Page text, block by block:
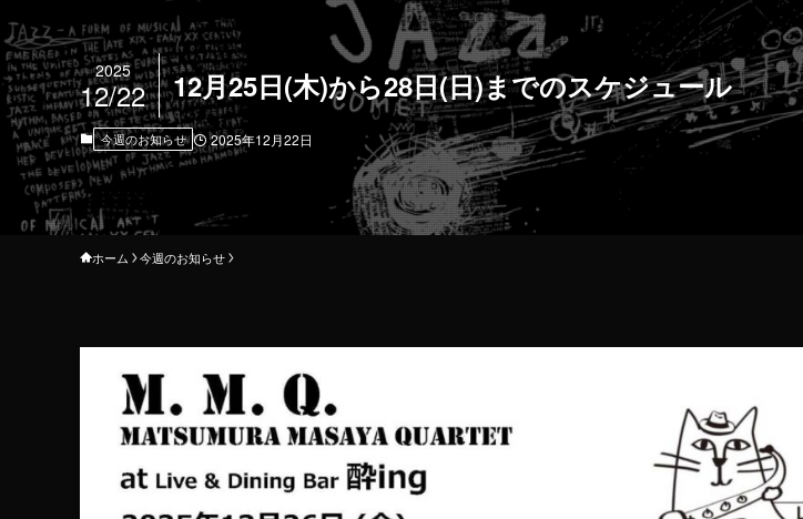
12月25日(木)から28日(日)までのスケジュール
2025
12/22
今週のお知らせ 2025年12月22日
ホーム 今週のお知らせ